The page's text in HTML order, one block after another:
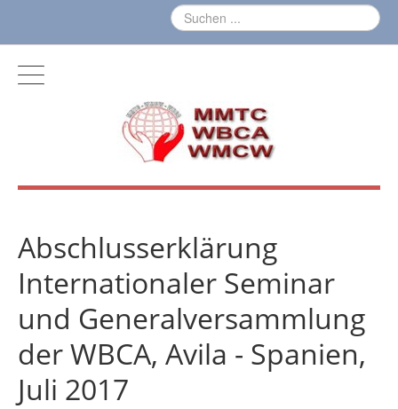
Abschlusserklärung
Internationaler Seminar
und Generalversammlung
der WBCA, Avila - Spanien,
Juli 2017